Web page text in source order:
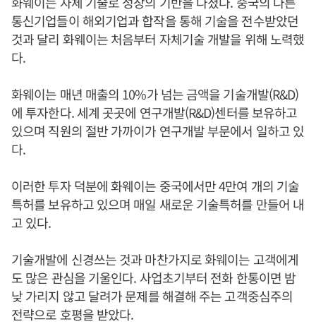
통신기업들이 해외기업과 합작을 통해 기술을 전수받았던
것과 달리 화웨이는 처음부터 자체기술 개발을 위해 노력했
다.
화웨이는 매년 매출의 10%가 넘는 금액을 기술개발(R&D)
에 투자한다. 세계 곳곳에 연구개발(R&D)센터를 보유하고
있으며 직원의 절반 가까이가 연구개발 부문에서 일하고 있
다.
이러한 투자 덕분에 화웨이는 중국에서만 4만여 개의 기술
특허를 보유하고 있으며 매일 새로운 기술특허를 만들어 내
고 있다.
기술개발에 신경쓰는 것과 마찬가지로 화웨이는 고객에게
도 많은 관심을 기울인다. 사업초기부터 전화 한통이면 밤
낮 가리지 않고 달려가 문제를 해결해 주는 고객중심주의
전략으로 호평을 받았다.